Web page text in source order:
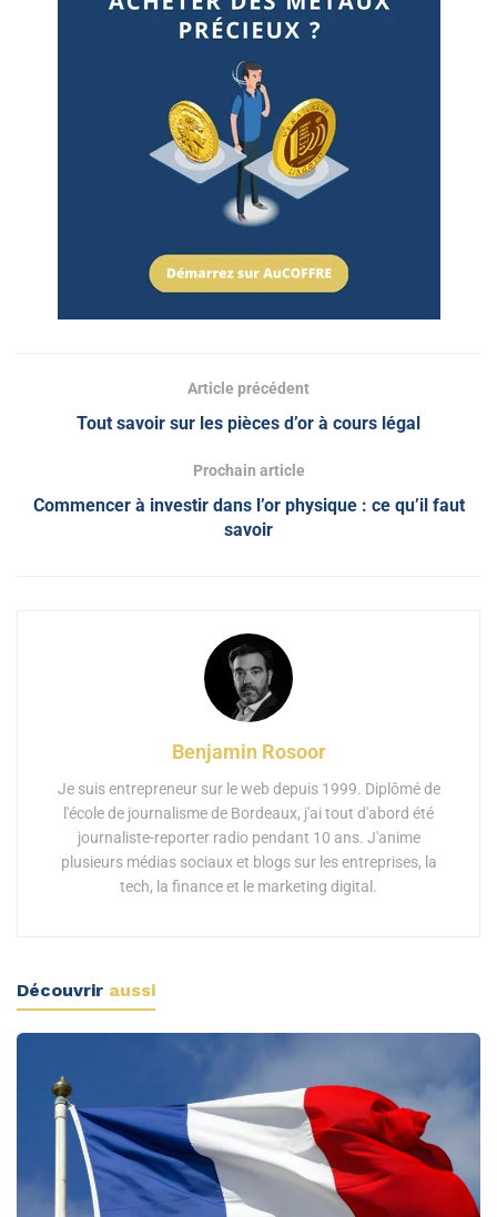
Article précédent
Tout savoir sur les pièces d’or à cours légal
Prochain article
Commencer à investir dans l’or physique : ce qu’il faut
savoir
Benjamin Rosoor
Je suis entrepreneur sur le web depuis 1999. Diplômé de
l'école de journalisme de Bordeaux, j'ai tout d'abord été
journaliste-reporter radio pendant 10 ans. J'anime
plusieurs médias sociaux et blogs sur les entreprises, la
tech, la finance et le marketing digital.
Découvrir aussi